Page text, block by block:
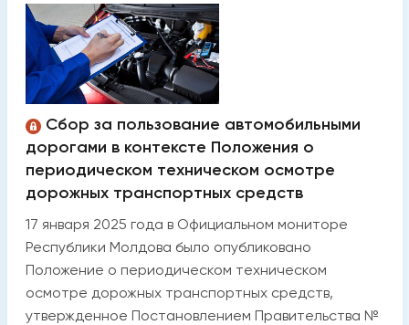
Сбор за пользование автомобильными
дорогами в контексте Положения о
периодическом техническом осмотре
дорожных транспортных средств
17 января 2025 года в Официальном мониторе
Республики Молдова было опубликовано
Положение о периодическом техническом
осмотре дорожных транспортных средств,
утвержденное Постановлением Правительства №